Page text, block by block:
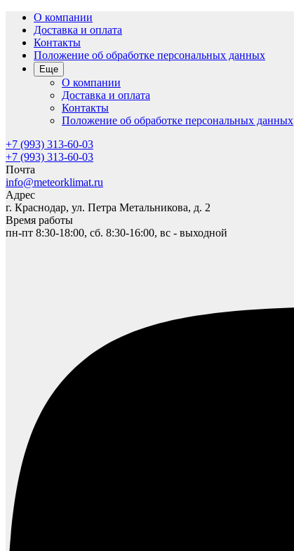
О компании
Доставка и оплата
Контакты
Положение об обработке персональных данных
Еще
О компании
Доставка и оплата
Контакты
Положение об обработке персональных данных
+7 (993) 313-60-03
+7 (993) 313-60-03
Почта
info@meteorklimat.ru
Адрес
г. Краснодар, ул. Петра Метальникова, д. 2
Время работы
пн-пт 8:30-18:00, сб. 8:30-16:00, вс - выходной